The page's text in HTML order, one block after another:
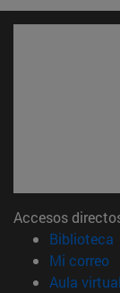
Accesos
Biblioteca
Mi correo
Aula